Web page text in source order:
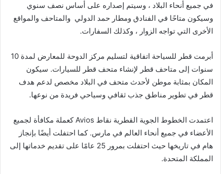
في جميع أنحاء البلاد ، وسيتم إصداره على أساس نصف سنوي
وسيكون متاحًا في الفنادق ومطار حمد الدولي والمتاحف والمواقع
الأخرى التي تواجه الزوار ، وكذلك السفارات.
أبرمت قطر للسياحة اتفاقية لتسليم مركز الدوحة للمعارض لمدة 10
سنوات إلى متاحف قطر لإنشاء متحف قطر للسيارات. سيكون
المكان بمثابة موطن لأحدث متحف في البلاد مخصص لدعم هدف
قطر في تطوير مناطق جذب ثقافي وسياحي فريدة من نوعها.
اعتمدت الخطوط الجوية القطرية نقاط Avios كعملة مكافأة لجميع
الأعضاء في جميع أنحاء العالم في مارس. كما احتفلت أيضًا بإنجاز
هام في تاريخها حيث احتفلت بمرور 25 عامًا على تقديم خدماتها إلى
المملكة المتحدة.